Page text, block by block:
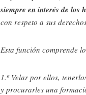
siempre en interés de los
con respeto a sus
Esta función comprende
1.º Velar por ellos,
y procurarles una